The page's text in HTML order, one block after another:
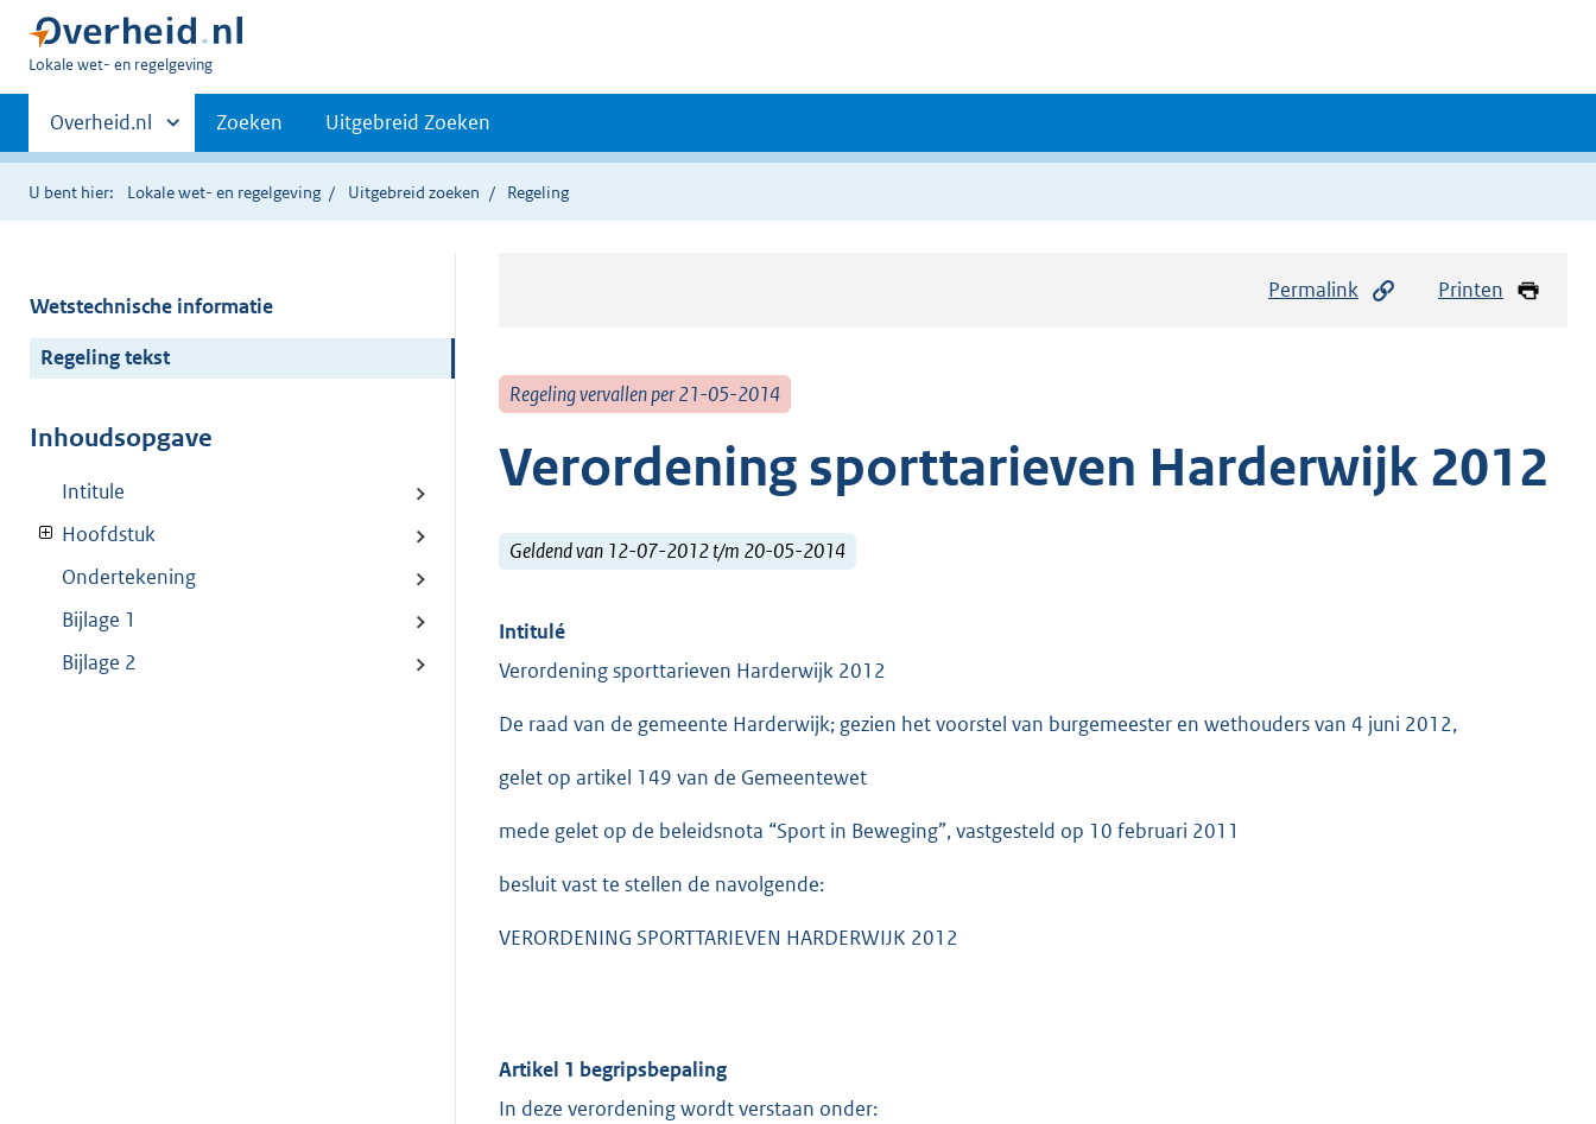
U
hier:
Lokale wet- en regelgeving
Primaire
navigatie
Andere
sites
binnen
Overheid.nl Zoeken Uitgebreid Zoeken
U bent hier: Lokale wet- en regelgeving Uitgebreid zoeken Regeling
Wetstechnische informatie
Regeling tekst
Inhoudsopgave
Intitule
Hoofdstuk
Ondertekening
Bijlage 1
Bijlage 2
Permalink Printen
Regeling vervallen per 21-05-2014
Verordening sporttarieven Harderwijk 2012
Geldend van 12-07-2012 t/m 20-05-2014
Intitulé
Verordening sporttarieven Harderwijk 2012
De raad van de gemeente Harderwijk; gezien het voorstel van burgemeester en wethouders van 4 juni 2012,
gelet op artikel 149 van de Gemeentewet
mede gelet op de beleidsnota “Sport in Beweging”, vastgesteld op 10 februari 2011
besluit vast te stellen de navolgende:
VERORDENING SPORTTARIEVEN HARDERWIJK 2012
Artikel 1 begripsbepaling
In deze verordening wordt verstaan onder: